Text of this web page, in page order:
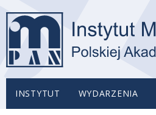
INSTYTUT WYDARZENIA